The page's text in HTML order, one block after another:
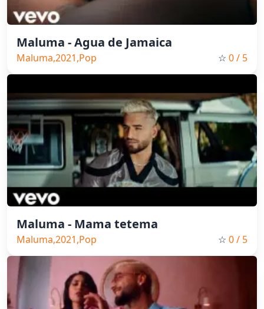
Maluma - Agua de Jamaica
Maluma,2021,Pop ☆ 0/ 5
Maluma - Mama tetema
Maluma,2021,Pop ☆ 0/ 5